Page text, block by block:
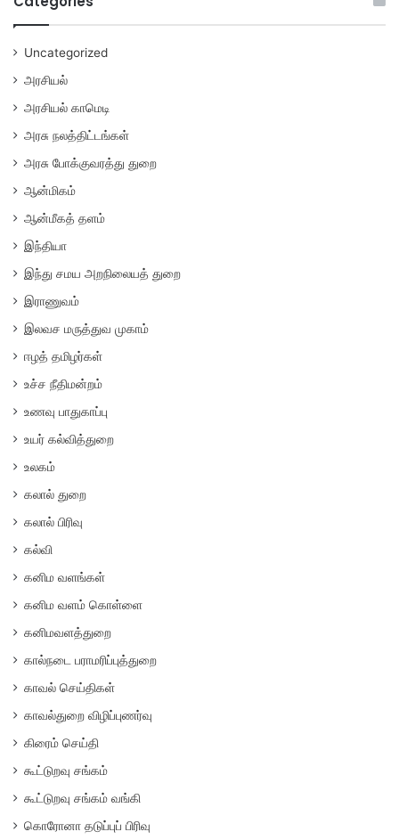
Uncategorized
அரசியல்
அரசியல் காமெடி
அரசு நலத்திட்டங்கள்
அரசு போக்குவரத்து துறை
ஆன்மிகம்
ஆன்மீகத் தளம்
இந்தியா
இந்து சமய அறநிலையத் துறை
இராணுவம்
இலவச மருத்துவ முகாம்
ஈழத் தமிழர்கள்
உச்ச நீதிமன்றம்
உணவு பாதுகாப்பு
உயர் கல்வித்துறை
உலகம்
கலால் துறை
கலால் பிரிவு
கல்வி
கனிம வளங்கள்
கனிம வளம் கொள்ளை
கனிமவளத்துறை
கால்நடை பராமரிப்புத்துறை
காவல் செய்திகள்
காவல்துறை விழிப்புணர்வு
கிரைம் செய்தி
கூட்டுறவு சங்கம்
கூட்டுறவு சங்கம் வங்கி
கொரோனா தடுப்புப் பிரிவு